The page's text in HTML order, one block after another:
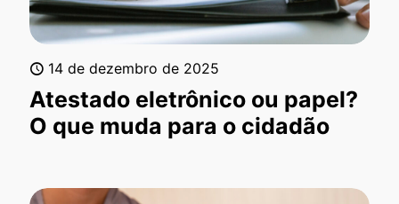
14 de dezembro de 2025
Atestado eletrônico ou papel?
O que muda para o cidadão